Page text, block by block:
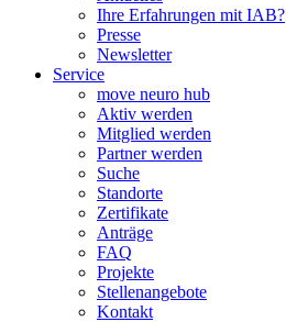
Ihre Erfahrungen mit IAB?
Presse
Newsletter
Service
move neuro hub
Aktiv werden
Mitglied werden
Partner werden
Suche
Standorte
Zertifikate
Anträge
FAQ
Projekte
Stellenangebote
Kontakt